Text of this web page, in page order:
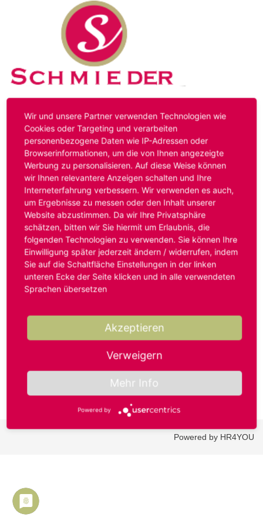
Kontakt Impressum Datenschutz
Hinweis:Das von ihnen aufgerufene Stellenangebot ist
bereits ausgelaufen. Alternative Stellenanzeigen finden
Sie unter:
www.schmieder-personal.de/stellenangebote
Oder Sie bewerben sich
initiativund wir suchen für Sie
passende Stellenangebote.
Anmelden
Benutzername oder E-Mail-Adresse*
Passwort*
Powered by HR4YOU
Wir und unsere Partner verwenden Technologien wie
Cookies oder Targeting und verarbeiten
personenbezogene Daten wie IP-Adressen oder
Browserinformationen, um die von Ihnen angezeigte
Werbung zu personalisieren. Auf diese Weise können
wir Ihnen relevantere Anzeigen schalten und Ihre
Interneterfahrung verbessern. Wir verwenden es auch,
um Ergebnisse zu messen oder den Inhalt unserer
Website abzustimmen. Da wir Ihre Privatsphäre
schätzen, bitten wir Sie hiermit um Erlaubnis, die
folgenden Technologien zu verwenden. Sie können Ihre
Einwilligung später jederzeit ändern / widerrufen, indem
Sie auf die Schaltfläche Einstellungen in der linken
unteren Ecke der Seite klicken und in alle verwendeten
Sprachen übersetzen
Akzeptieren
Verweigern
Mehr Info
Powered by